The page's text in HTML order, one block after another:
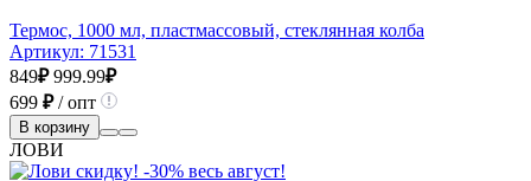
Термос, 1000 мл, пластмассовый, стеклянная колба
Артикул: 71531
849₽ 999.99₽
699 ₽/ опт
В корзину
ЛОВИ